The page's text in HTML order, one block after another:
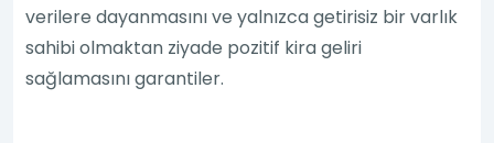
verilere dayanmasını ve yalnızca getirisiz bir varlık
sahibi olmaktan ziyade pozitif kira geliri
sağlamasını garantiler.